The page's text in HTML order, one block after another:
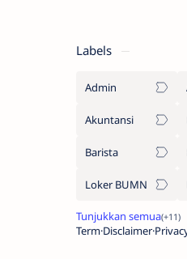
Labels
Admin
Akuntansi
Barista
Loker BUMN
Term Disclaimer